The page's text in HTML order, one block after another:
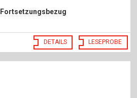
Fortsetzungsbezug
DETAILS LESEPROBE